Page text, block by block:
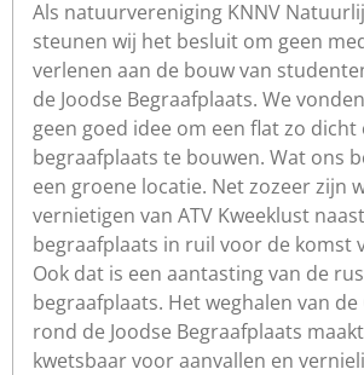
Als natuurvereniging KNNV
steunen wij het besluit om geen
verlenen aan de bouw van
de Joodse Begraafplaats. We
geen goed idee om een flat zo dicht
begraafplaats te bouwen. Wat ons
een groene locatie. Net zozeer zijn
vernietigen van ATV Kweeklust
begraafplaats in ruil voor de komst
Ook dat is een aantasting van de
begraafplaats. Het weghalen van
rond de Joodse Begraafplaats
kwetsbaar voor aanvallen en